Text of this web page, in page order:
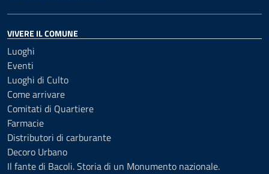
VIVERE IL COMUNE
Luoghi
Eventi
Luoghi di Culto
Come arrivare
Comitati di Quartiere
Farmacie
Distributori di carburante
Decoro Urbano
Il fante di Bacoli. Storia di un Monumento nazionale.